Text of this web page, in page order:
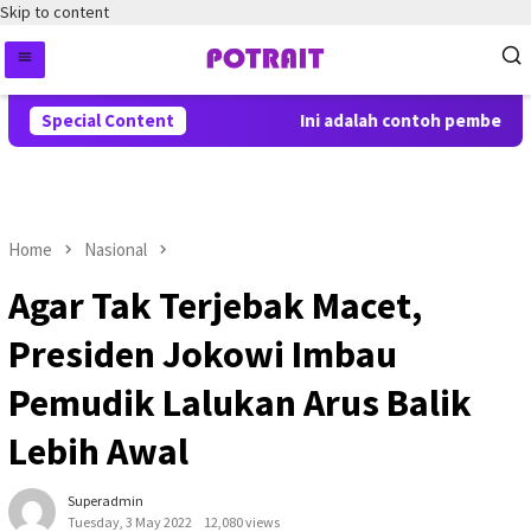
Skip to content
Special Content Ini adalah contoh
Home Nasional
Agar Tak Terjebak Macet,
Presiden Jokowi Imbau
Pemudik Lalukan Arus Balik
Lebih Awal
Superadmin
Tuesday, 3 May 2022
12,080 views